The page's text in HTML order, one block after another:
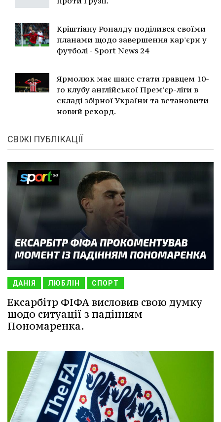
Кріштіану Роналду поділився своїми
планами щодо завершення кар'єри у
футболі - Sport News 24
Ярмолюк має шанс стати гравцем 10-
го клубу англійської Прем'єр-ліги в
складі збірної України та встановити
новий рекорд.
СВІЖІ ПУБЛІКАЦІЇ
ДАНІЯ ЛЮБЛІН СПОРТ
Ексарбітр ФІФА висловив свою думку
щодо ситуації з падінням
Пономаренка.